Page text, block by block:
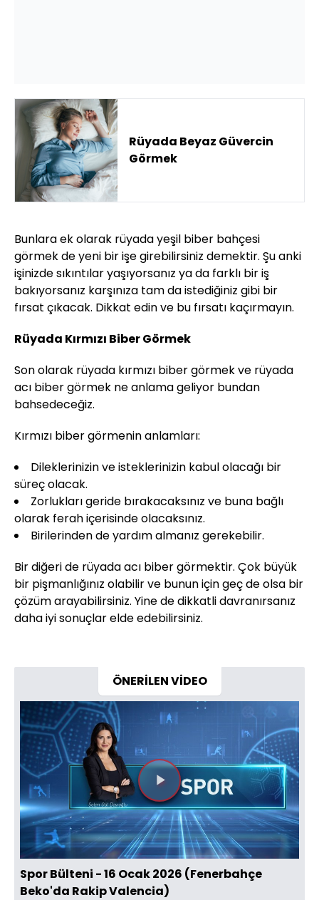
Rüyada Beyaz Güvercin
Görmek
Bunlara ek olarak rüyada yeşil biber bahçesi
görmek de yeni bir işe girebilirsiniz demektir. Şu anki
işinizde sıkıntılar yaşıyorsanız ya da farklı bir iş
bakıyorsanız karşınıza tam da istediğiniz gibi bir
fırsat çıkacak. Dikkat edin ve bu fırsatı kaçırmayın.
Rüyada Kırmızı Biber Görmek
Son olarak rüyada kırmızı biber görmek ve rüyada
acı biber görmek ne anlama geliyor bundan
bahsedeceğiz.
Kırmızı biber görmenin anlamları:
Dileklerinizin ve isteklerinizin kabul olacağı bir
süreç olacak.
Zorlukları geride bırakacaksınız ve buna bağlı
olarak ferah içerisinde olacaksınız.
Birilerinden de yardım almanız gerekebilir.
Bir diğeri de rüyada acı biber görmektir. Çok büyük
bir pişmanlığınız olabilir ve bunun için geç de olsa bir
çözüm arayabilirsiniz. Yine de dikkatli davranırsanız
daha iyi sonuçlar elde edebilirsiniz.
ÖNERİLEN VİDEO
Videoyu
Oynat
Spor Bülteni - 16 Ocak 2026 (Fenerbahçe
Beko'da Rakip Valencia)